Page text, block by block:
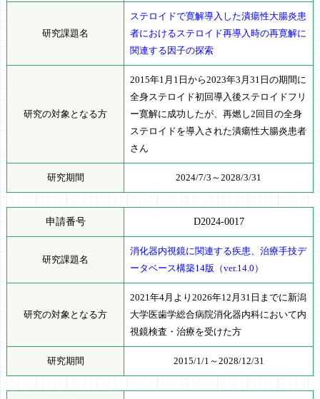
研究課題名
ステロイドで寛解導入した潰瘍性大腸炎患
者におけるステロイド再導入時の再寛解に
関連する因子の探索
研究の対象となる方
2015年1月1日から2023年3月31日の期間に
全身ステロイド初回導入後ステロイドフリ
ー寛解に成功したが、再燃し2回目の全身
ステロイドを導入された潰瘍性大腸炎患者
さん
研究期間 2024/7/3～2028/3/31
申請番号 D2024-0017
研究課題名
消化器内視鏡に関連する疾患、治療手技デ
ータベース構築14版（ver.14.0）
研究の対象となる方
2021年4月より2026年12月31日までに新潟
大学医歯学総合病院消化器内科において内
視鏡検査・治療を受けた方
研究期間 2015/1/1～2028/12/31